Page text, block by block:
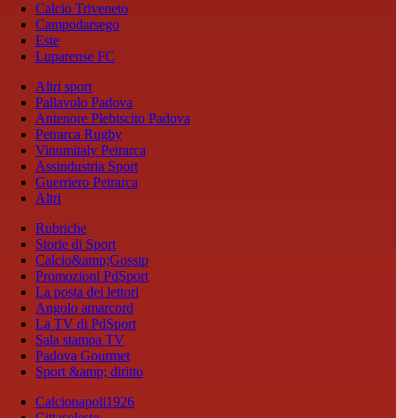
Calcio Triveneto
Campodarsego
Este
Luparense FC
Altri sport
Pallavolo Padova
Antenore Plebiscito Padova
Petrarca Rugby
Vinumitaly Petrarca
Assindustria Sport
Guerriero Petrarca
Altri
Rubriche
Storie di Sport
Calcio&amp;Gossip
Promozioni PdSport
La posta dei lettori
Angolo amarcord
La TV di PdSport
Sala stampa TV
Padova Gourmet
Sport &amp; diritto
Calcionapoli1926